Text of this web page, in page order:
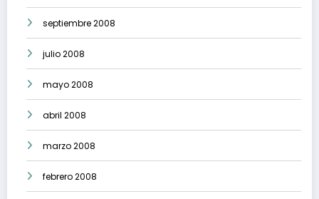
septiembre 2008
julio 2008
mayo 2008
abril 2008
marzo 2008
febrero 2008